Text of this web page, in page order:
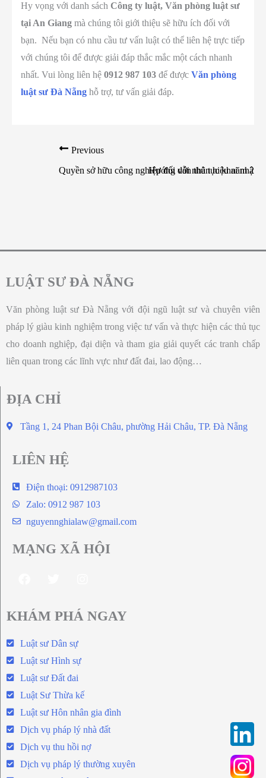
Hy vọng với danh sách Công ty luật, Văn phòng luật sư
tại An Giang mà chúng tôi giới thiệu sẽ hữu ích đối với
bạn. Nếu bạn có nhu cầu tư vấn luật có thể liên hệ trực tiếp
với chúng tôi để được giải đáp thắc mắc một cách nhanh
nhất. Vui lòng liên hệ 0912 987 103 để được Văn phòng
luật sư Đà Nẵng hỗ trợ, tư vấn giải đáp.
Previous
Quyền sở hữu công nghiệp đối với nhãn hiệu năm
Hướng dẫn thủ tục khai nhận
LUẬT SƯ ĐÀ NẴNG
Văn phòng luật sư Đà Nẵng với đội ngũ luật sư và chuyên viên
pháp lý giàu kinh nghiệm trong việc tư vấn và thực hiện các thủ tục
cho doanh nghiệp, đại diện và tham gia giải quyết các tranh chấp
liên quan trong các lĩnh vực như đất đai, lao động…
ĐỊA CHỈ
Tầng 1, 24 Phan Bội Châu, phường Hải Châu, TP. Đà Nẵng
LIÊN HỆ
Điện thoại: 0912987103
Zalo: 0912 987 103
nguyennghialaw@gmail.com
MẠNG XÃ HỘI
KHÁM PHÁ NGAY
Luật sư Dân sự
Luật sư Hình sự
Luật sư Đất đai
Luật Sư Thừa kế
Luật sư Hôn nhân gia đình
Dịch vụ pháp lý nhà đất
Dịch vụ thu hồi nợ
Dịch vụ pháp lý thường xuyên